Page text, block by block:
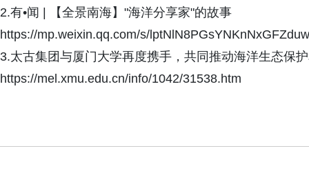
2.有•闻 | 【全景南海】"海洋分享家"的故事
https://mp.weixin.qq.com/s/lptNlN8PGsYNKnNxGFZduw
3.太古集团与厦门大学再度携手，共同推动海洋生态保
https://mel.xmu.edu.cn/info/1042/31538.htm